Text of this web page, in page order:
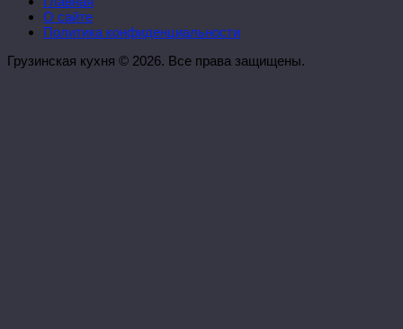
О сайте
Политика конфиденциальности
Грузинская кухня © 2026. Все права защищены.